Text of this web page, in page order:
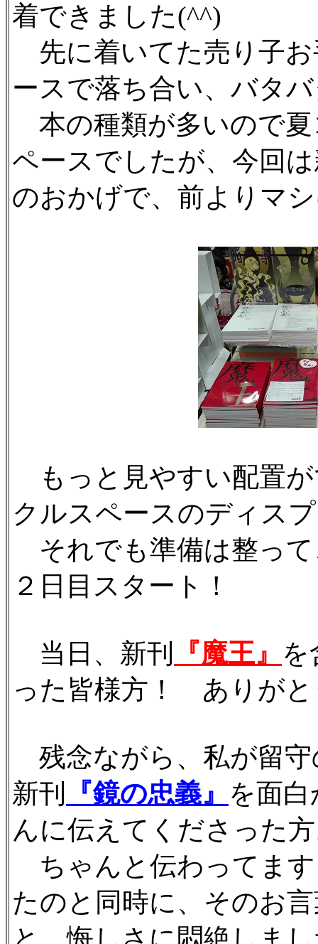
着できました(^^)
先に着いてた売り子
ースで落ち合い、バタ
本の種類が多いので
ペースでしたが、今回
のおかげで、前よりマ
もっと見やすい配置
クルスペースのディス
それでも準備は整っ
２日目スタート！
当日、新刊 『魔王』 を
った皆様方！ ありがと
残念ながら、私が留
新刊
『鏡の忠義』 を面
んに伝えてくださった
ちゃんと伝わってま
たのと同時に、そのお